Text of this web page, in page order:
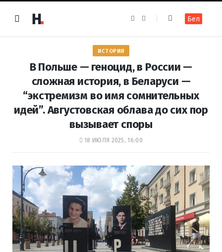
e
k
t
a
m
Бел
ИСТОРИЯ
В Польше — геноцид, в России —
сложная история, в Беларуси —
“экстремизм во имя сомнительных
идей”. Августовская облава до сих пор
вызывает споры
18 ИЮЛЯ 2025, 16:00